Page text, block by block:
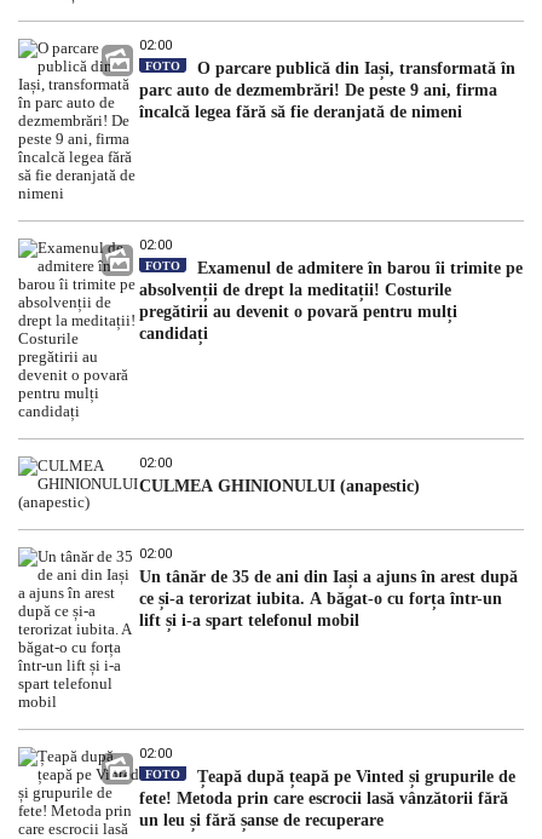
02:00
FOTO
O parcare publică din Iași, transformată în
parc auto de dezmembrări! De peste 9 ani, firma
încalcă legea fără să fie deranjată de nimeni
02:00
FOTO
Examenul de admitere în barou îi trimite pe
absolvenții de drept la meditații! Costurile
pregătirii au devenit o povară pentru mulți
candidați
02:00
CULMEA GHINIONULUI (anapestic)
02:00
Un tânăr de 35 de ani din Iași a ajuns în arest după
ce și-a terorizat iubita. A băgat-o cu forța într-un
lift și i-a spart telefonul mobil
02:00
FOTO
Țeapă după țeapă pe Vinted și grupurile de
fete! Metoda prin care escrocii lasă vânzătorii fără
un leu și fără șanse de recuperare